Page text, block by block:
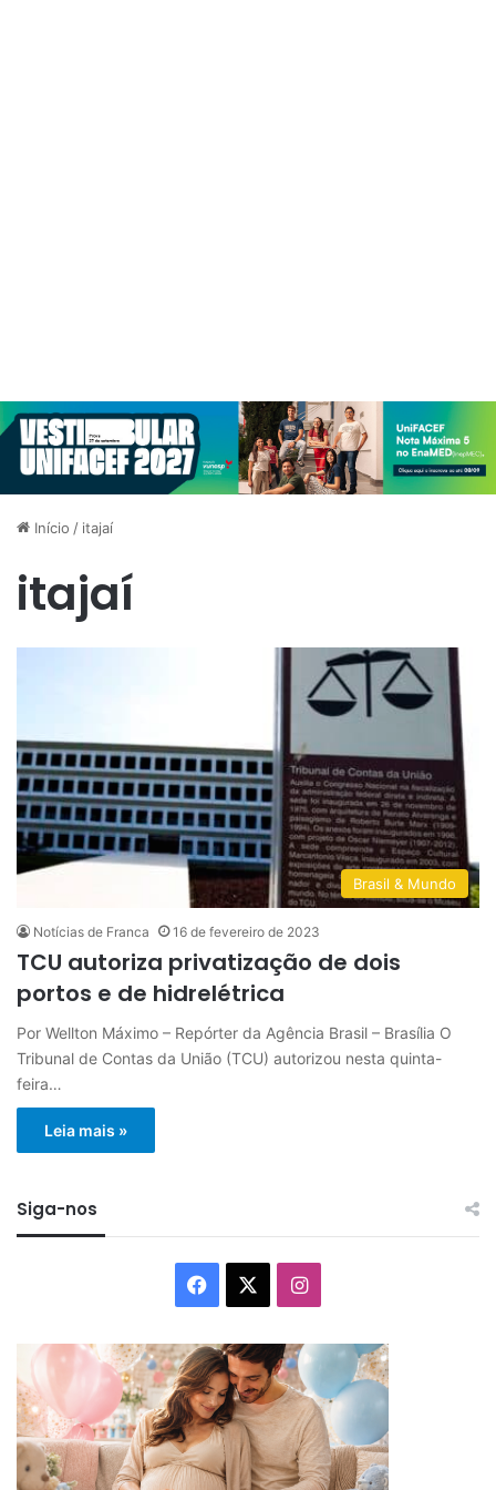
Início / itajaí
itajaí
Brasil & Mundo
Notícias de Franca 16 de fevereiro de 2023
TCU autoriza privatização de dois
portos e de hidrelétrica
Por Wellton Máximo – Repórter da Agência Brasil – Brasília O
Tribunal de Contas da União (TCU) autorizou nesta quinta-
feira…
Leia mais »
Siga-nos
Facebook Instagram